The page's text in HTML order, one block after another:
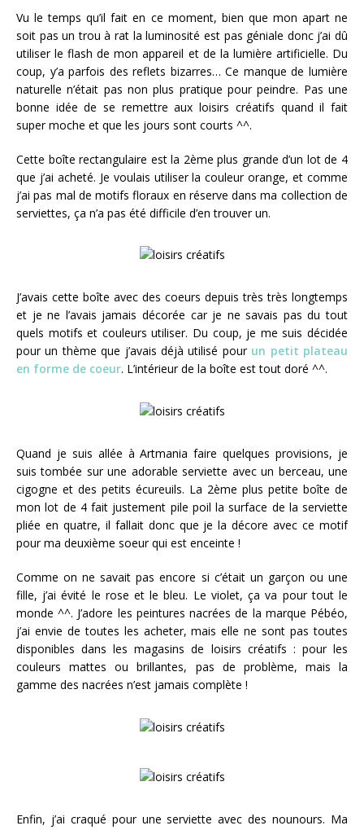
Vu le temps qu’il fait en ce moment, bien que mon apart ne
soit pas un trou à rat la luminosité est pas géniale donc j’ai dû
utiliser le flash de mon appareil et de la lumière artificielle. Du
coup, y’a parfois des reflets bizarres… Ce manque de lumière
naturelle n’était pas non plus pratique pour peindre. Pas une
bonne idée de se remettre aux loisirs créatifs quand il fait
super moche et que les jours sont courts ^^.
Cette boîte rectangulaire est la 2ème plus grande d’un lot de 4
que j’ai acheté. Je voulais utiliser la couleur orange, et comme
j’ai pas mal de motifs floraux en réserve dans ma collection de
serviettes, ça n’a pas été difficile d’en trouver un.
J’avais cette boîte avec des coeurs depuis très très longtemps
et je ne l’avais jamais décorée car je ne savais pas du tout
quels motifs et couleurs utiliser. Du coup, je me suis décidée
pour un thème que j’avais déjà utilisé pour un petit plateau
en forme de coeur. L’intérieur de la boîte est tout doré ^^.
Quand je suis allée à Artmania faire quelques provisions, je
suis tombée sur une adorable serviette avec un berceau, une
cigogne et des petits écureuils. La 2ème plus petite boîte de
mon lot de 4 fait justement pile poil la surface de la serviette
pliée en quatre, il fallait donc que je la décore avec ce motif
pour ma deuxième soeur qui est enceinte !
Comme on ne savait pas encore si c’était un garçon ou une
fille, j’ai évité le rose et le bleu. Le violet, ça va pour tout le
monde ^^. J’adore les peintures nacrées de la marque Pébéo,
j’ai envie de toutes les acheter, mais elle ne sont pas toutes
disponibles dans les magasins de loisirs créatifs : pour les
couleurs mattes ou brillantes, pas de problème, mais la
gamme des nacrées n’est jamais complète !
Enfin, j’ai craqué pour une serviette avec des nounours. Ma